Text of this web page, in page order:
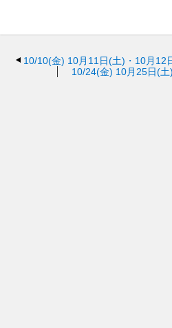
10/10(金) 10月11日(土)・10月12
10/24(金) 10月25日(